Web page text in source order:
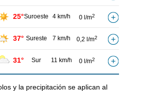
25°Suroeste 4 km/h 0 l/m2
37° Sureste 7 km/h 0,2 l/m2
31° Sur 11 km/h 0 l/m2
y la precipitación se aplican al